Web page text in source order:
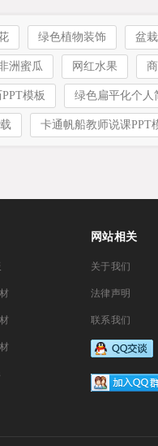
绿色植物装饰 盆栽
洲蜜瓜 网红水果
模板 绿色扁平化个人
卡通帆船教师说课PPT
网站相关
关于我们
法律声明
联系我们